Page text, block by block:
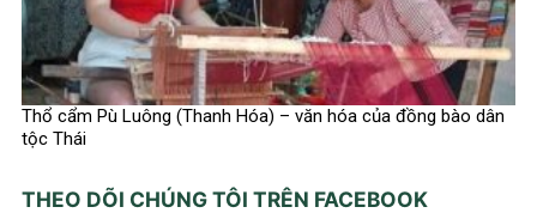
Thổ cẩm Pù Luông (Thanh Hóa) – văn hóa của đồng bào dân
tộc Thái
THEO DÕI CHÚNG TÔI TRÊN FACEBOOK